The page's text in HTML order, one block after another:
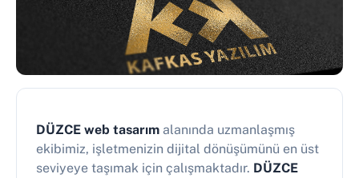
DÜZCE web tasarım alanında uzmanlaşmış
ekibimiz, işletmenizin dijital dönüşümünü en üst
seviyeye taşımak için çalışmaktadır. DÜZCE